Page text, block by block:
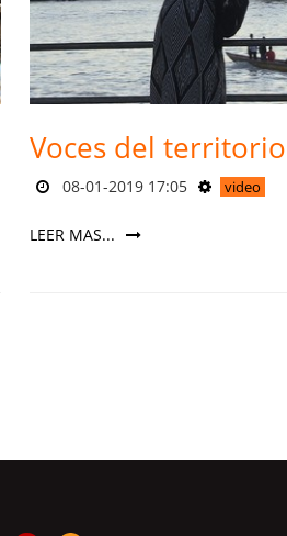
Voces del territorio
08-01-2019 17:05 video
LEER MAS...